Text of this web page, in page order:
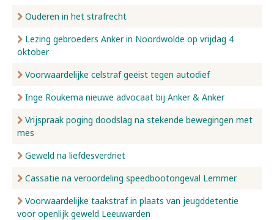
Ouderen in het strafrecht
Lezing gebroeders Anker in Noordwolde op vrijdag 4
oktober
Voorwaardelijke celstraf geëist tegen autodief
Inge Roukema nieuwe advocaat bij Anker & Anker
Vrijspraak poging doodslag na stekende bewegingen met
mes
Geweld na liefdesverdriet
Cassatie na veroordeling speedbootongeval Lemmer
Voorwaardelijke taakstraf in plaats van jeugddetentie
voor openlijk geweld Leeuwarden